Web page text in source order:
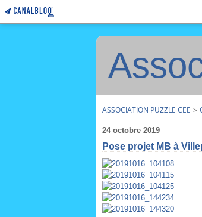
ASSOCIATION PUZZLE CEE >
24 octobre 2019
Pose projet MB à